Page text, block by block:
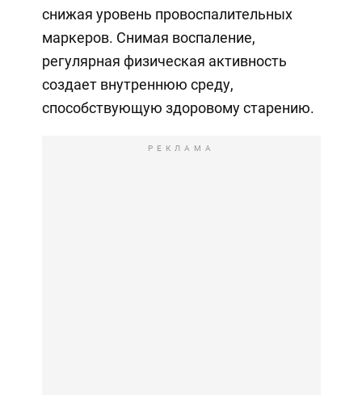
снижая уровень провоспалительных
маркеров. Снимая воспаление,
регулярная физическая активность
создает внутреннюю среду,
способствующую здоровому старению.
РЕКЛАМА